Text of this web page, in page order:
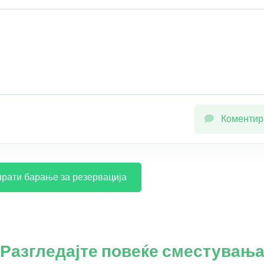
барање за резервација
Разгледајте повеќе сместувања